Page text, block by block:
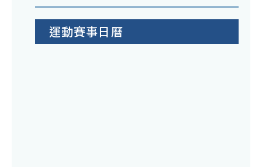
運動賽事日曆